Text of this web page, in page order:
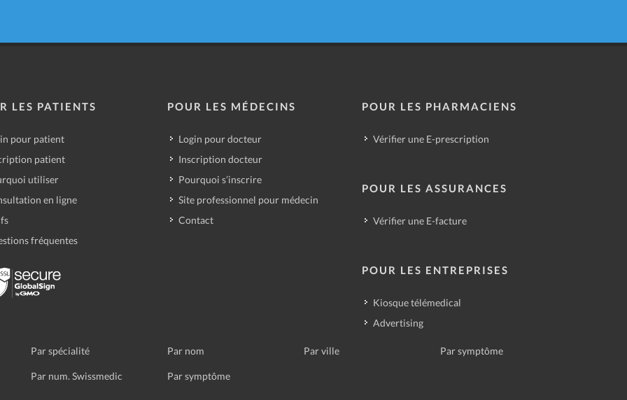
LES PATIENTS
pour patient
patient
utiliser
en ligne
fréquentes
POUR LES MÉDECINS
Login pour docteur
Inscription docteur
Pourquoi s’inscrire
Site professionnel pour médecin
Contact
POUR LES PHARMACIENS
Vérifier une E-prescription
POUR LES ASSURANCES
Vérifier une E-facture
POUR LES ENTREPRISES
Kiosque télémedical
Advertising
Par spécialité Par nom Par ville Par symptôme
Par num. Swissmedic Par symptôme